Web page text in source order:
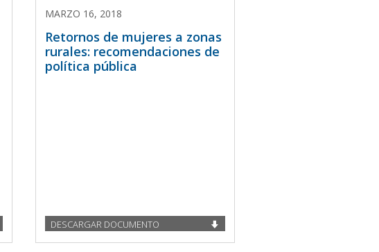
MARZO 16, 2018
Retornos de mujeres a zonas
rurales: recomendaciones de
política pública
DESCARGAR DOCUMENTO